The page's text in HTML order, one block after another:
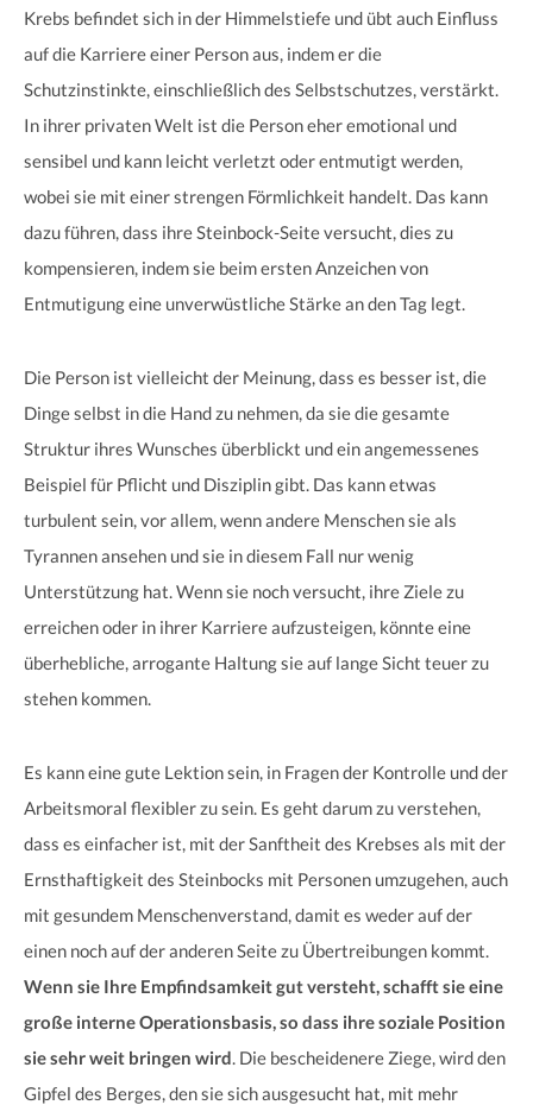
Krebs befindet sich in der Himmelstiefe und übt auch Einfluss
auf die Karriere einer Person aus, indem er die
Schutzinstinkte, einschließlich des Selbstschutzes, verstärkt.
In ihrer privaten Welt ist die Person eher emotional und
sensibel und kann leicht verletzt oder entmutigt werden,
wobei sie mit einer strengen Förmlichkeit handelt. Das kann
dazu führen, dass ihre Steinbock-Seite versucht, dies zu
kompensieren, indem sie beim ersten Anzeichen von
Entmutigung eine unverwüstliche Stärke an den Tag legt.
Die Person ist vielleicht der Meinung, dass es besser ist, die
Dinge selbst in die Hand zu nehmen, da sie die gesamte
Struktur ihres Wunsches überblickt und ein angemessenes
Beispiel für Pflicht und Disziplin gibt. Das kann etwas
turbulent sein, vor allem, wenn andere Menschen sie als
Tyrannen ansehen und sie in diesem Fall nur wenig
Unterstützung hat. Wenn sie noch versucht, ihre Ziele zu
erreichen oder in ihrer Karriere aufzusteigen, könnte eine
überhebliche, arrogante Haltung sie auf lange Sicht teuer zu
stehen kommen.
Es kann eine gute Lektion sein, in Fragen der Kontrolle und der
Arbeitsmoral flexibler zu sein. Es geht darum zu verstehen,
dass es einfacher ist, mit der Sanftheit des Krebses als mit der
Ernsthaftigkeit des Steinbocks mit Personen umzugehen, auch
mit gesundem Menschenverstand, damit es weder auf der
einen noch auf der anderen Seite zu Übertreibungen kommt.
Wenn sie Ihre Empfindsamkeit gut versteht, schafft sie eine
große interne Operationsbasis, so dass ihre soziale Position
sie sehr weit bringen wird. Die bescheidenere Ziege, wird den
Gipfel des Berges, den sie sich ausgesucht hat, mit mehr